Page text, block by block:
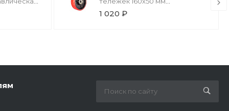
(полиуретан) P50+1 JC/DF-
1 020 ₽